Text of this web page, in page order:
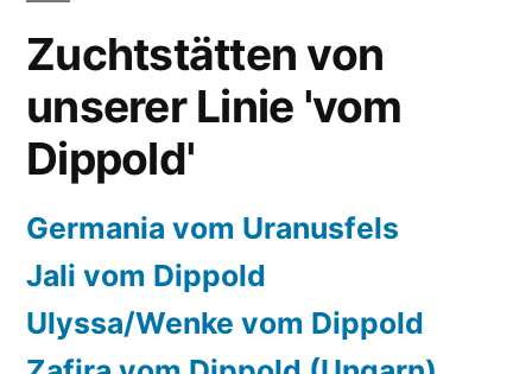
Zuchtstätten von
unserer Linie 'vom
Dippold'
Germania vom Uranusfels
Jali vom Dippold
Ulyssa/Wenke vom Dippold